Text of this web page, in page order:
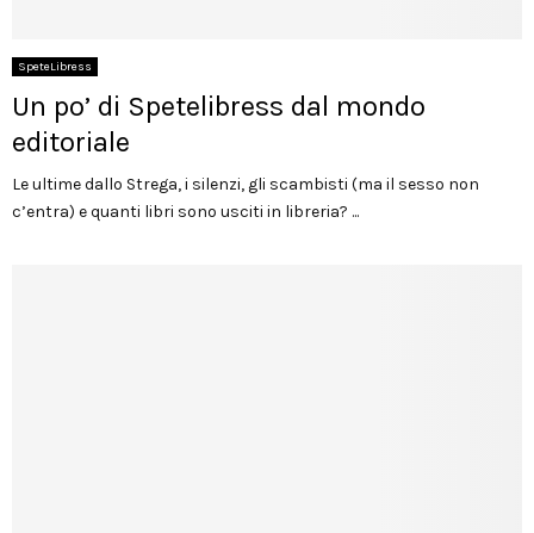
SpeteLibress
Un po’ di Spetelibress dal mondo
editoriale
Le ultime dallo Strega, i silenzi, gli scambisti (ma il sesso non
c’entra) e quanti libri sono usciti in libreria? ...